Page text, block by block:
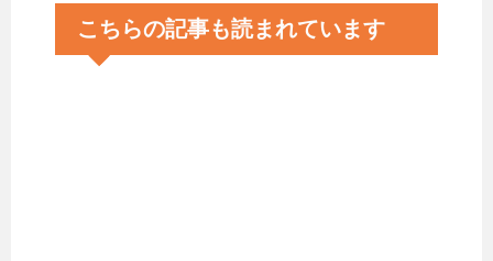
こちらの記事も読まれています